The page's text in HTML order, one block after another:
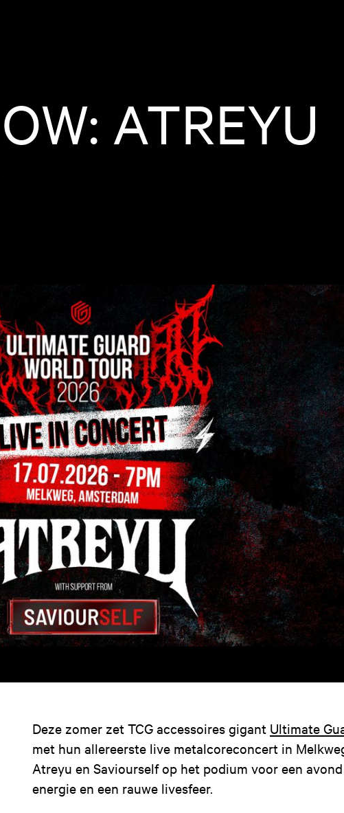
ATREYU
Deze zomer zet TCG accessoires gigant Ultimate
met hun allereerste live metalcoreconcert in
Atreyu en Saviourself op het podium voor een
energie en een rauwe livesfeer.